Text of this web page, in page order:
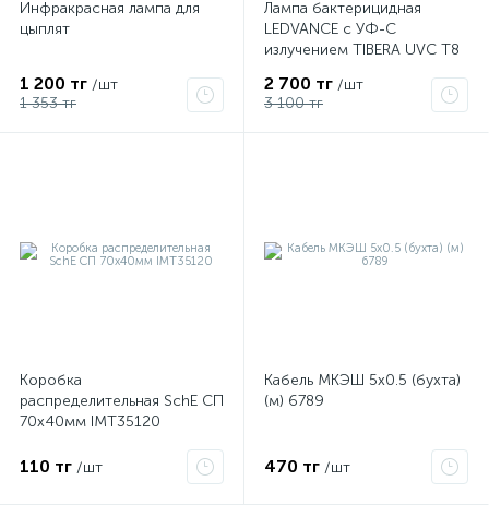
Инфракрасная лампа для
цыплят
1 200 тг /шт
1 353 тг
Лампа бактерицидная
LEDVANCE с УФ-С
излучением TIBERA UVC T8
2 700 тг /шт
3 100 тг
Коробка
распределительная SchE СП
70х40мм IMT35120
110 тг /шт
Кабель МКЭШ 5х0.5 (бухта)
(м) 6789
470 тг /шт